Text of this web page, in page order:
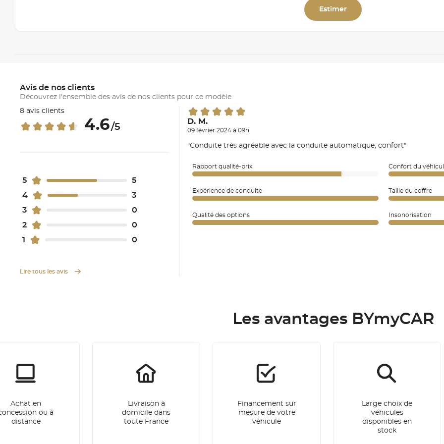
Estimer
Avis de nos clients
Découvrez l'ensemble des avis de nos clients pour ce modèle
8 avis clients
4.6/5
5
5
4
3
3
0
2
0
1
0
Lire tous les avis
D. M.
09 février 2024 à 09h
"Conduite très agréable avec la conduite automatique, confort"
Rapport qualité-prix Confort du
Expérience de conduite Taille du coffre
Qualité des options Insonorisation
Les avantages BYmyCAR
Achat en
ou à
distance
Livraison à
domicile dans
toute France
Financement sur
mesure de votre
véhicule
Large choix de
véhicules
disponibles en
stock